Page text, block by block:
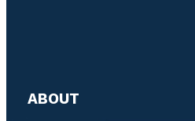
ABOUT